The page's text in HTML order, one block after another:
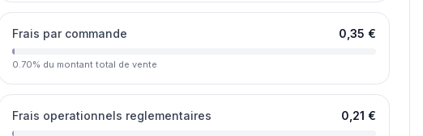
Frais par commande 0,35 €
0.70% du montant total de vente
Frais operationnels reglementaires 0,21 €